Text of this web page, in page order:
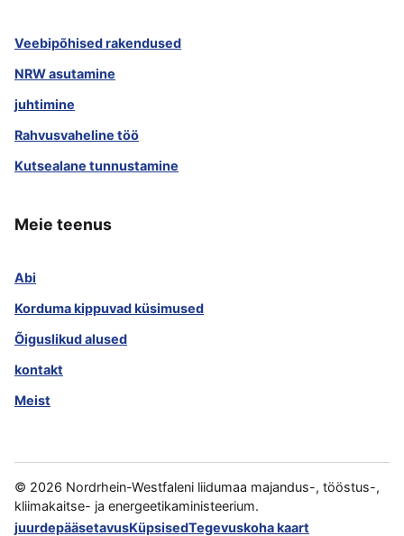
Veebipõhised rakendused
NRW asutamine
juhtimine
Rahvusvaheline töö
Kutsealane tunnustamine
Meie teenus
Abi
Korduma kippuvad küsimused
Õiguslikud alused
kontakt
Meist
© 2026 Nordrhein-Westfaleni liidumaa majandus-, tööstus-,
kliimakaitse- ja energeetikaministeerium.
juurdepääsetavusKüpsisedTegevuskoha kaart